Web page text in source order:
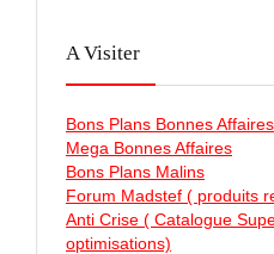
A Visiter
Bons Plans Bonnes Affaires
Mega Bonnes Affaires
Bons Plans Malins
Forum Madstef ( produits
Anti Crise ( Catalogue
optimisations)